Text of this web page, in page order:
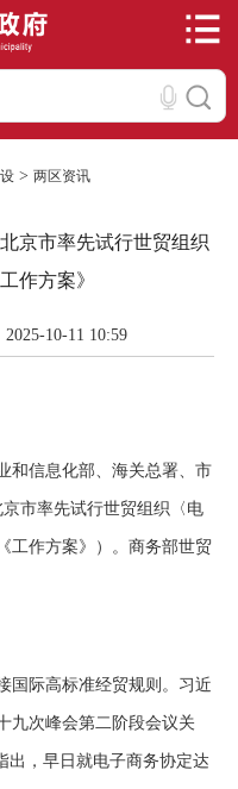
> 两区资讯
京市率先试行世贸组织
作方案》
2025-10-11 10:59
信息化部、海关总署、市
市率先试行世贸组织〈电
工作方案》）。商务部世贸
际高标准经贸规则。习近
九次峰会第二阶段会议关
出，早日就电子商务协定达